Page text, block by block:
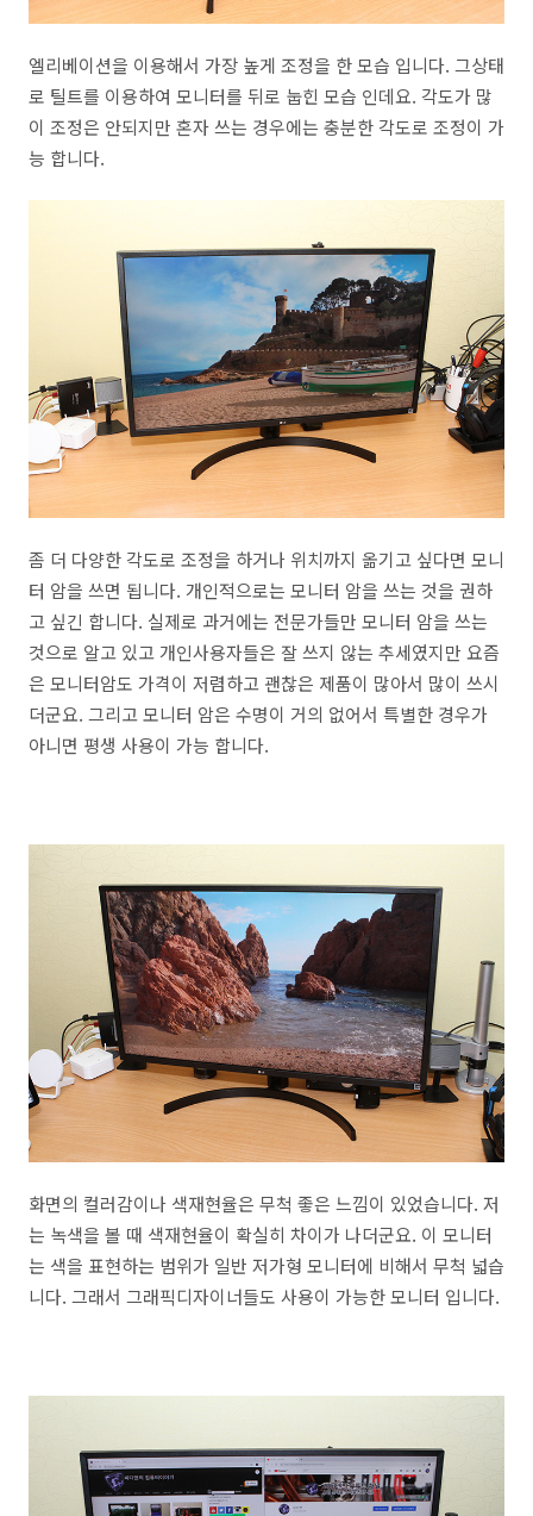
엘리베이션을 이용해서 가장 높게 조정을 한 모습 입니다. 그상태
로 틸트를 이용하여 모니터를 뒤로 눕힌 모습 인데요. 각도가 많
이 조정은 안되지만 혼자 쓰는 경우에는 충분한 각도로 조정이 가
능 합니다.
좀 더 다양한 각도로 조정을 하거나 위치까지 옮기고 싶다면 모니
터 암을 쓰면 됩니다. 개인적으로는 모니터 암을 쓰는 것을 권하
고 싶긴 합니다. 실제로 과거에는 전문가들만 모니터 암을 쓰는
것으로 알고 있고 개인사용자들은 잘 쓰지 않는 추세였지만 요즘
은 모니터암도 가격이 저렴하고 괜찮은 제품이 많아서 많이 쓰시
더군요. 그리고 모니터 암은 수명이 거의 없어서 특별한 경우가
아니면 평생 사용이 가능 합니다.
화면의 컬러감이나 색재현율은 무척 좋은 느낌이 있었습니다. 저
는 녹색을 볼 때 색재현율이 확실히 차이가 나더군요. 이 모니터
는 색을 표현하는 범위가 일반 저가형 모니터에 비해서 무척 넓습
니다. 그래서 그래픽디자이너들도 사용이 가능한 모니터 입니다.